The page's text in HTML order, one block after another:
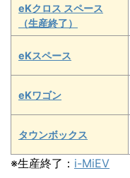
eKクロス スペース
（生産終了）
eKスペース
eKワゴン
タウンボックス
※生産終了： i-MiEV